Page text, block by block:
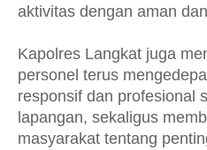
aktivitas dengan aman
Kapolres Langkat juga
personel terus
responsif dan profesional
lapangan, sekaligus
masyarakat tentang